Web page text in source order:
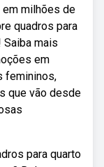
milhões de
quadros para
mais
em
femininos,
que vão desde
para quarto